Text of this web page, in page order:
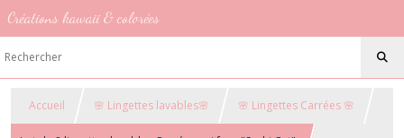
Créations kawaii & colorées
Accueil 🌸 Lingettes lavables🌸 🌸 Lingettes Carrées 🌸